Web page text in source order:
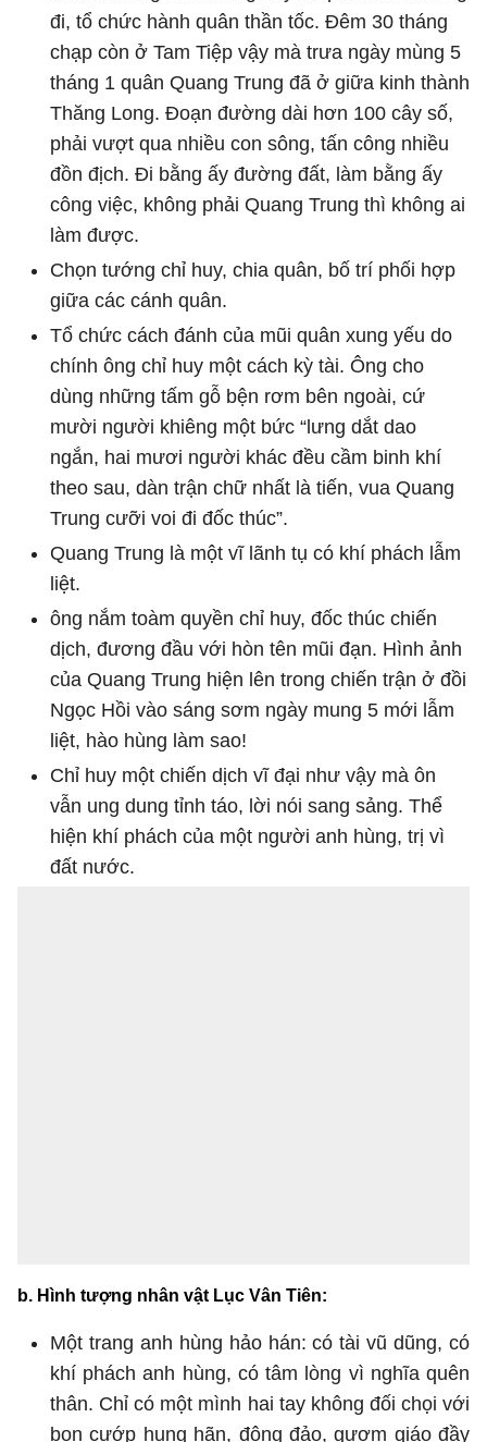
đi, tổ chức hành quân thần tốc. Đêm 30 tháng
chạp còn ở Tam Tiệp vậy mà trưa ngày mùng 5
tháng 1 quân Quang Trung đã ở giữa kinh thành
Thăng Long. Đoạn đường dài hơn 100 cây số,
phải vượt qua nhiều con sông, tấn công nhiều
đồn địch. Đi bằng ấy đường đất, làm bằng ấy
công việc, không phải Quang Trung thì không ai
làm được.
Chọn tướng chỉ huy, chia quân, bố trí phối hợp
giữa các cánh quân.
Tổ chức cách đánh của mũi quân xung yếu do
chính ông chỉ huy một cách kỳ tài. Ông cho
dùng những tấm gỗ bện rơm bên ngoài, cứ
mười người khiêng một bức “lưng dắt dao
ngắn, hai mươi người khác đều cầm binh khí
theo sau, dàn trận chữ nhất là tiến, vua Quang
Trung cưỡi voi đi đốc thúc”.
Quang Trung là một vĩ lãnh tụ có khí phách lẫm
liệt.
ông nắm toàm quyền chỉ huy, đốc thúc chiến
dịch, đương đầu với hòn tên mũi đạn. Hình ảnh
của Quang Trung hiện lên trong chiến trận ở đồi
Ngọc Hồi vào sáng sơm ngày mung 5 mới lẫm
liệt, hào hùng làm sao!
Chỉ huy một chiến dịch vĩ đại như vậy mà ôn
vẫn ung dung tỉnh táo, lời nói sang sảng. Thể
hiện khí phách của một người anh hùng, trị vì
đất nước.
b. Hình tượng nhân vật Lục Vân Tiên:
Một trang anh hùng hảo hán: có tài vũ dũng, có
khí phách anh hùng, có tâm lòng vì nghĩa quên
thân. Chỉ có một mình hai tay không đối chọi với
bọn cướp hung hãn, đông đảo, gươm giáo đầy